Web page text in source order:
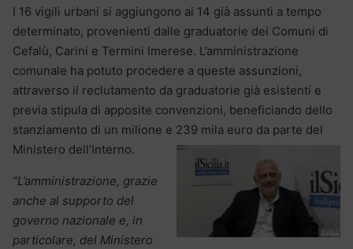
I 16 vigili urbani si aggiungono ai 14 già assunti a tempo
determinato, provenienti dalle graduatorie dei Comuni di
Cefalù, Carini e Termini Imerese. L’amministrazione
comunale ha potuto procedere a queste assunzioni,
attraverso il reclutamento da graduatorie già esistenti e
previa stipula di apposite convenzioni, beneficiando dello
stanziamento di un milione e 239 mila euro da parte del
Ministero dell’Interno.
“L’amministrazione, grazie
anche al supporto del
governo nazionale e, in
particolare, del Ministero